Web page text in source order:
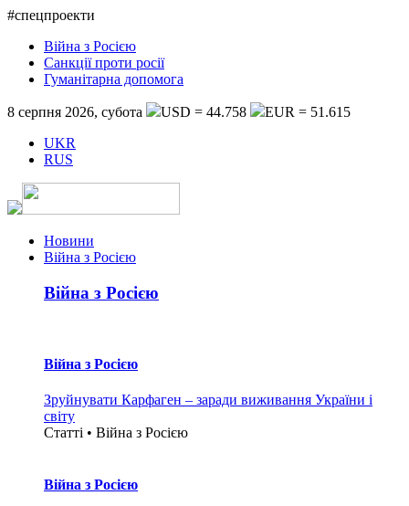
#спецпроекти
Війна з Росією
Санкції проти росії
Гуманітарна допомога
8 серпня 2026, субота USD = 44.758
EUR = 51.615
UKR
RUS
Новини
Війна з Росією
Війна з Росією
Війна з Росією
Зруйнувати Карфаген – заради виживання України і
світу
Статті • Війна з Росією
Війна з Росією